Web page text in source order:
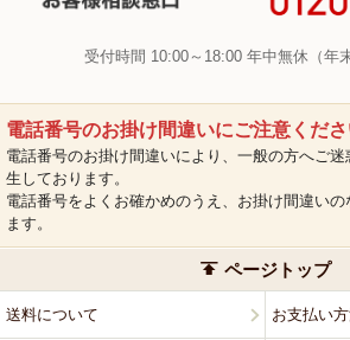
受付時間 10:00～18:00 年中無休（年
電話番号のお掛け間違いにご注意くだ
電話番号のお掛け間違いにより、一般の方へご
生しております。
電話番号をよくお確かめのうえ、お掛け間違い
ます。
ページトップ
送料について お支払い